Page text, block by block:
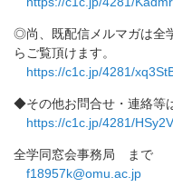
◎尚、既配信メルマガは全
らご覧頂けます。
https://c1c.jp/4281/
◆その他お問合せ・連絡等
https://c1c.jp/4281/
全学同窓会事務局 まで
f18957k@omu.ac.jp